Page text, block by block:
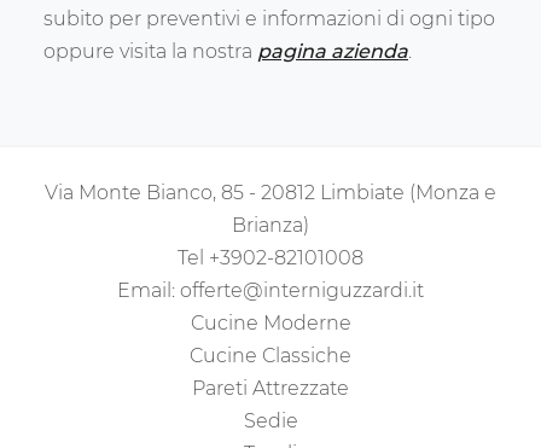
subito per preventivi e informazioni di ogni tipo
oppure visita la nostra pagina azienda.
Via Monte Bianco, 85 - 20812 Limbiate (Monza e
Brianza)
Tel +3902-82101008
Email: offerte@interniguzzardi.it
Cucine Moderne
Cucine Classiche
Pareti Attrezzate
Sedie